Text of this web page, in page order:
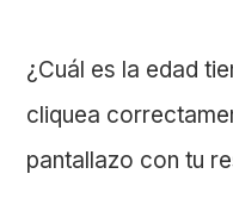
¿Cuál es la edad
cliquea
pantallazo con tu